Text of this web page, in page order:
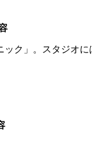
ク」。スタジオ